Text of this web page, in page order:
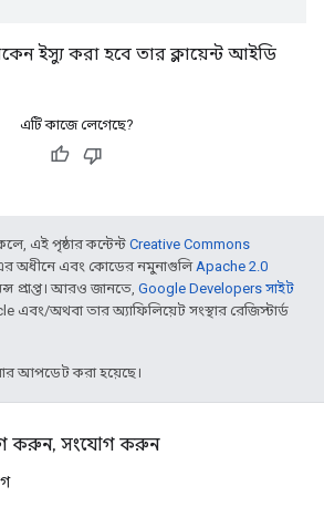
ইস্যু করা হবে তার ক্লায়েন্ট আইডি
এটি কাজে লেগেছে?
এই পৃষ্ঠার কন্টেন্ট Creative Commons
অধীনে এবং কোডের নমুনাগুলিApache 2.0
প্রাপ্ত। আরও জানতে, Google Developers সাইট
এবং/অথবা তার অ্যাফিলিয়েট সংস্থার রেজিস্টার্ড
আপডেট করা হয়েছে।
করুন, সংযোগ করুন